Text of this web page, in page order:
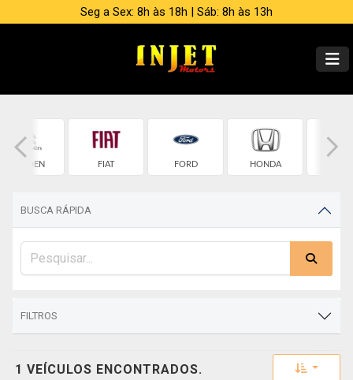
Seg a Sex: 8h às 18h | Sáb: 8h às 13h
CITROEN FIAT FORD HONDA
BUSCA RÁPIDA
FILTROS
1 VEÍCULOS ENCONTRADOS. Toggle